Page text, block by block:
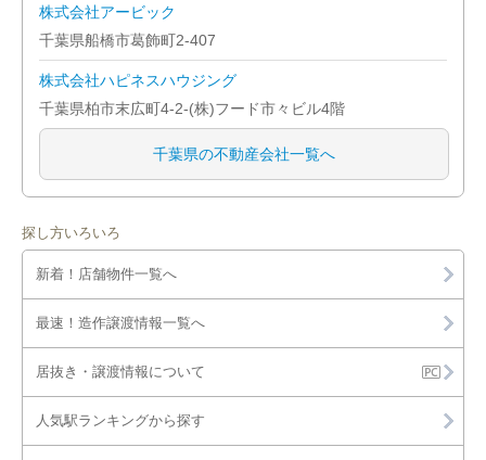
株式会社アービック
千葉県船橋市葛飾町2-407
株式会社ハピネスハウジング
千葉県柏市末広町4-2-(株)フード市々ビル4階
千葉県の不動産会社一覧へ
探し方いろいろ
新着！店舗物件一覧へ
最速！造作譲渡情報一覧へ
居抜き・譲渡情報について
人気駅ランキングから探す